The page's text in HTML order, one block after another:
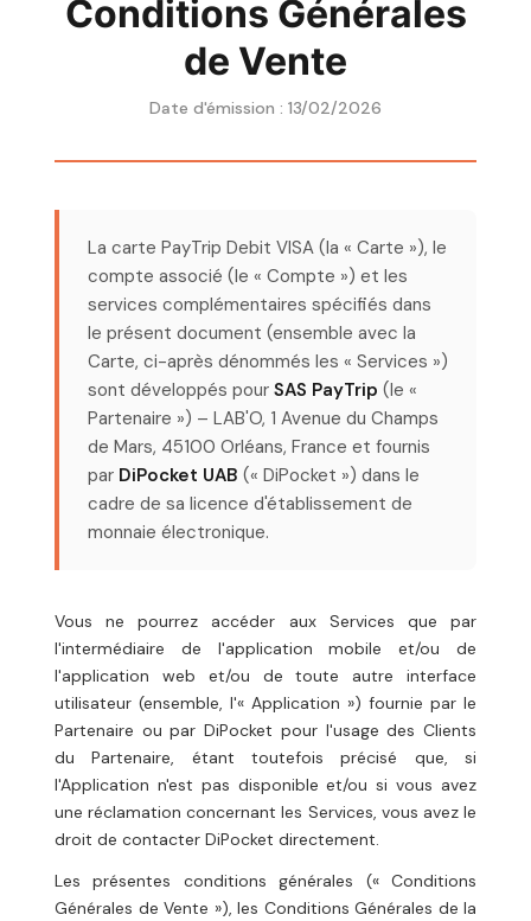
Conditions Générales
de Vente
Date d'émission : 13/02/2026
La carte PayTrip Debit VISA (la « Carte »), le
compte associé (le « Compte ») et les
services complémentaires spécifiés dans
le présent document (ensemble avec la
Carte, ci-après dénommés les « Services »)
sont développés pour SAS PayTrip (le «
Partenaire ») – LAB'O, 1 Avenue du Champs
de Mars, 45100 Orléans, France et fournis
par DiPocket UAB (« DiPocket ») dans le
cadre de sa licence d'établissement de
monnaie électronique.
Vous ne pourrez accéder aux Services que par
l'intermédiaire de l'application mobile et/ou de
l'application web et/ou de toute autre interface
utilisateur (ensemble, l'« Application ») fournie par le
Partenaire ou par DiPocket pour l'usage des Clients
du Partenaire, étant toutefois précisé que, si
l'Application n'est pas disponible et/ou si vous avez
une réclamation concernant les Services, vous avez le
droit de contacter DiPocket directement.
Les présentes conditions générales (« Conditions
Générales de Vente »), les Conditions Générales de la